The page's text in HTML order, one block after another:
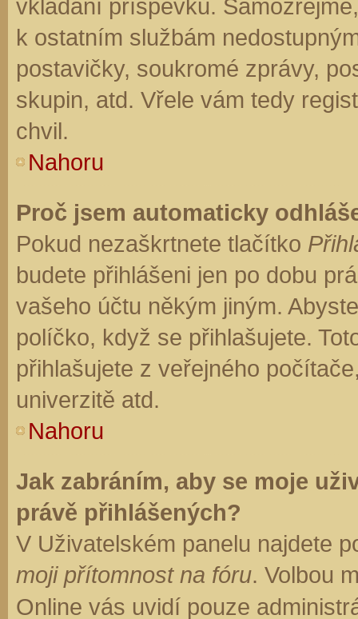
vkládání příspěvků.
k ostatním službám
postavičky, soukromé zprávy,
skupin, atd. Vřele vám tedy
chvil.
Nahoru
Proč jsem automaticky
Pokud nezaškrtnete tlačítko
budete přihlášeni jen po dobu
vašeho účtu někým jiným.
políčko, když se přihlašujete.
přihlašujete z veřejného
univerzitě atd.
Nahoru
Jak zabráním, aby se moje
právě přihlášených?
V Uživatelském panelu najdete
moji přítomnost na fóru. Volbou
Online vás uvidí pouze